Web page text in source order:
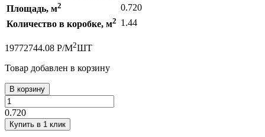
Площадь, м2
0.720
Количество в коробке, м2 1.44
19772744.08 Р/М2ШТ
Товар добавлен в корзину
В корзину
0.720
Купить в 1 клик